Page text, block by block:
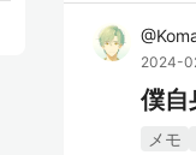
@
2024-
僕自
メモ